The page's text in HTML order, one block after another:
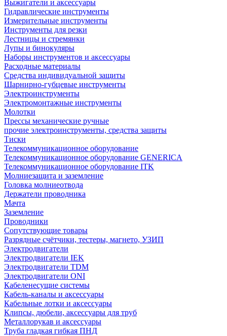
Выжигатели и аксессуары
Гидравлические инструменты
Измерительные инструменты
Инструменты для резки
Лестницы и стремянки
Лупы и бинокуляры
Наборы инструментов и аксессуары
Расходные материалы
Средства индивидуальной защиты
Шарнирно-губцевые инструменты
Электроинструменты
Электромонтажные инструменты
Молотки
Прессы механические ручные
прочие электроинструменты, средства защиты
Тиски
Телекоммуникационное оборудование
Телекоммуникационное оборудование GENERICA
Телекоммуникационное оборудование ITK
Молниезащита и заземление
Головка молниеотвода
Держатели проводника
Мачта
Заземление
Проводники
Сопутствующие товары
Разрядные счётчики, тестеры, магнето, УЗИП
Электродвигатели
Электродвигатели IEK
Электродвигатели TDM
Электродвигатели ONI
Кабеленесущие системы
Кабель-каналы и аксессуары
Кабельные лотки и аксессуары
Клипсы, дюбели, аксессуары для труб
Металлорукав и аксессуары
Труба гладкая гибкая ПНД